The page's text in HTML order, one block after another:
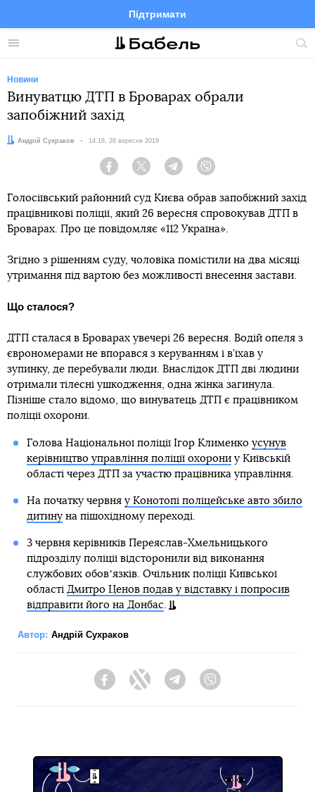
Меню
Підтримати
FacebookTelegramTwitter
Новини
Винуватцю ДТП в Броварах обрали
запобіжний захід
Автор:
Андрій Сухраков Дата:
14:18, 28 вересня 2019
Facebook Twitter Telegram
Голосіївський районний суд Києва обрав запобіжний захід
працівникові поліції, який 26 вересня спровокував ДТП в
Броварах. Про це повідомляє «112 Україна».
Згідно з рішенням суду, чоловіка помістили на два місяці
утримання під вартою без можливості внесення застави.
Що сталося?
ДТП сталася в Броварах увечері 26 вересня. Водій опеля з
єврономерами не впорався з керуванням і в’їхав у
зупинку, де перебували люди. Внаслідок ДТП дві людини
отримали тілесні ушкодження, одна жінка загинула.
Пізніше стало відомо, що винуватець ДТП є працівником
поліції охорони.
Голова Національної поліції Ігор Клименко усунув
керівництво управління поліції охорониу Київській
області через ДТП за участю працівника управління.
На початку червня у Конотопі поліцейське авто збило
дитинуна пішохідному переході.
3 червня керівників Переяслав-Хмельницького
підрозділу поліції відсторонили від виконання
службових обовʼязків. Очільник поліції Київської
області Дмитро Ценов подав у відставку і попросив
відправити його на Донбас.
Автор: Андрій Сухраков
FacebookTwitter Telegram